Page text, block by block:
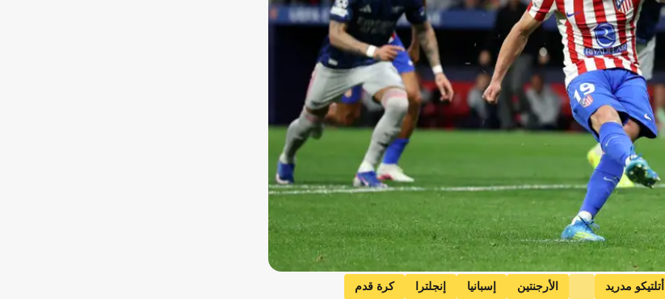
أتلتيكو مدريد الأرجنتين إسبانيا إنجلترا كرة قدم